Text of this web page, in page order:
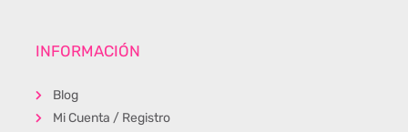
INFORMACIÓN
Blog
Mi Cuenta / Registro